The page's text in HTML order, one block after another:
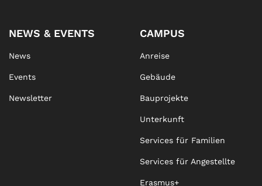
NEWS & EVENTS
News
Events
Newsletter
CAMPUS
Anreise
Gebäude
Bauprojekte
Unterkunft
Services für Familien
Services für Angestellte
Erasmus+